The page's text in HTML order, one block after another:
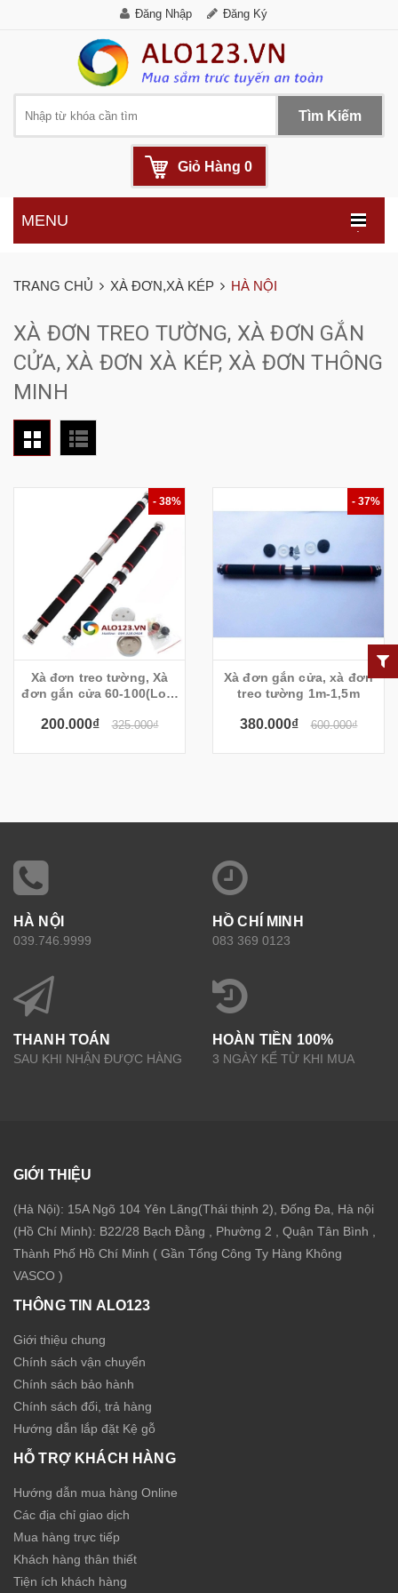
Đăng Nhập Đăng Ký
Tìm Kiếm
Giỏ Hàng 0
.
MENU
TRANG CHỦ XÀ ĐƠN,XÀ KÉP HÀ NỘI
XÀ ĐƠN TREO TƯỜNG, XÀ ĐƠN GẮN
CỬA, XÀ ĐƠN XÀ KÉP, XÀ ĐƠN THÔNG
MINH
- 38%
Xà đơn treo tường, Xà
đơn gắn cửa 60-100(Loại
200.000₫ 325.000₫
- 37%
Xà đơn gắn cửa, xà đơn
treo tường 1m-1,5m
380.000₫ 600.000₫
HÀ NỘI
039.746.9999
HỒ CHÍ MINH
083 369 0123
THANH TOÁN
SAU KHI NHẬN ĐƯỢC HÀNG
HOÀN TIỀN 100%
3 NGÀY KỂ TỪ KHI MUA
GIỚI THIỆU
(Hà Nội): 15A Ngõ 104 Yên Lãng(Thái thịnh 2), Đống Đa, Hà nội
(Hồ Chí Minh): B22/28 Bạch Đằng , Phường 2 , Quận Tân Bình ,
Thành Phố Hồ Chí Minh ( Gần Tổng Công Ty Hàng Không
VASCO )
THÔNG TIN ALO123
Giới thiệu chung
Chính sách vận chuyển
Chính sách bảo hành
Chính sách đổi, trả hàng
Hướng dẫn lắp đặt Kệ gỗ
HỖ TRỢ KHÁCH HÀNG
Hướng dẫn mua hàng Online
Các địa chỉ giao dịch
Mua hàng trực tiếp
Khách hàng thân thiết
Tiện ích khách hàng